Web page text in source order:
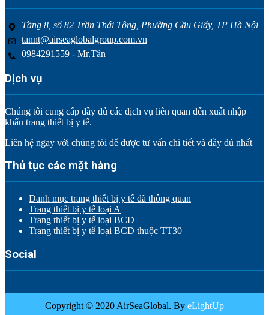
Tầng 8, số 82 Trần Thái Tông, Phường Cầu Giấy, TP Hà Nội
tannt@airseaglobalgroup.com.vn
0984291559 - Mr.Tân
Dịch vụ
Chúng tôi cung cấp đầy đủ các dịch vụ liên quan đến xuất nhập
khẩu trang thiết bị y tế.
Liên hệ ngay với chúng tôi để được tư vấn chi tiết và đầy đủ nhất
Thủ tục các mặt hàng
Danh mục trang thiết bị y tế đã thông quan
Trang thiết bị y tế loại A
Trang thiết bị y tế loại BCD
Trang thiết bị y tế loại BCD thuộc TT30
Social
Copyright © 2020 AirSeaGlobal. By eLightUp